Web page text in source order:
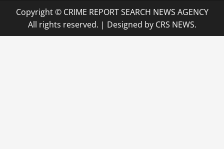
Copyright © CRIME REPORT SEARCH NEWS AGENCY
All rights reserved. | Designed by CRS NEWS.